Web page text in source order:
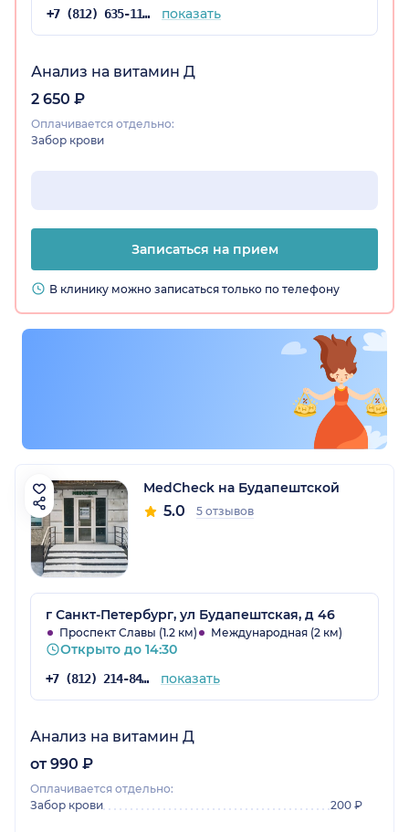
+7 (812) 635-11-79 показать
Анализ на витамин Д
2 650 ₽
Оплачивается отдельно:
Забор крови
Записаться на прием
В клинику можно записаться только по телефону
MedCheck на Будапештской
5.0 5 отзывов
г Санкт-Петербург, ул Будапештская, д 46
Проспект Славы (1.2 км) Международная (2 км)
Открыто до 14:30
+7 (812) 214-84-90 показать
Анализ на витамин Д
от 990 ₽
Оплачивается отдельно:
Забор крови
200 ₽